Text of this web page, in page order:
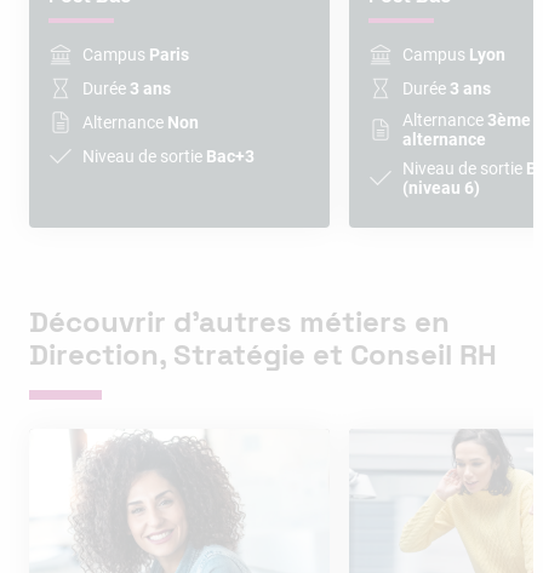
Campus Paris
Durée 3 ans
Alternance Non
Niveau de sortie Bac+3
Campus Lyon
Durée 3 ans
Alternance 3ème
alternance
Niveau de sortie
(niveau 6)
Découvrir d’autres métiers en
Direction, Stratégie et Conseil RH